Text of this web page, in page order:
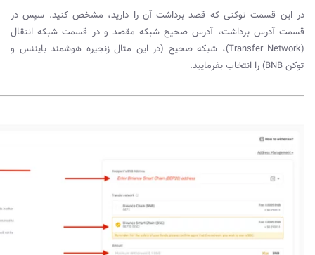
در این قسمت توکنی که قصد برداشت آن را دارید، مشخص کنید. سپس در
قسمت آدرس برداشت، آدرس صحیح شبکه مقصد و در قسمت شبکه انتقال
(
Transfer Network)، شبکه صحیح (در این مثال زنجیره هوشمند بایننس و
توکنBNB) را انتخاب بفرمایید.